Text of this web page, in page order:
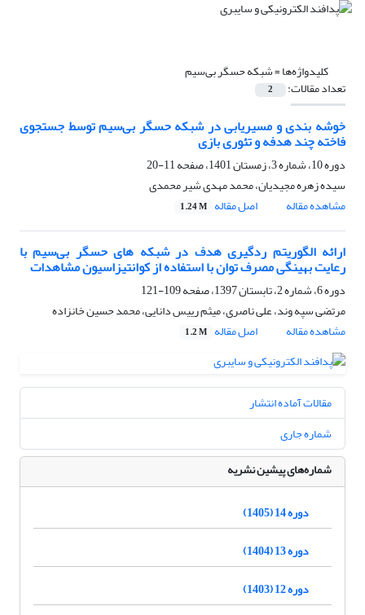
کلیدواژه‌ها =شبکه حسگر بی‌سیم
تعداد مقالات: 2
خوشه بندی و مسیریابی در شبکه حسگر بی‌سیم توسط جستجوی
فاخته چند هدفه و تئوری بازی
دوره 10، شماره 3، زمستان 1401، صفحه
11-20
سیده زهره مجیدیان، محمد مهدی شیر محمدی
مشاهده مقاله
اصل مقاله 1.24 M
ارائه الگوریتم ردگیری هدف در شبکه های حسگر بی‌سیم با
رعایت بهینگی مصرف توان با استفاده از کوانتیزاسیون مشاهدات
دوره 6، شماره 2، تابستان 1397، صفحه
109-121
مرتضی سپه وند، علی ناصری، میثم رییس دانایی، محمد حسین خانزاده
مشاهده مقاله
اصل مقاله 1.2 M
مقالات آماده انتشار
شماره جاری
شماره‌های پیشین نشریه
دوره 14 (1405)
دوره 13 (1404)
دوره 12 (1403)